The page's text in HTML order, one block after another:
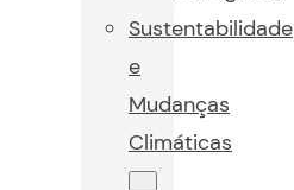
Sustentabilidade
e
Mudanças
Climáticas